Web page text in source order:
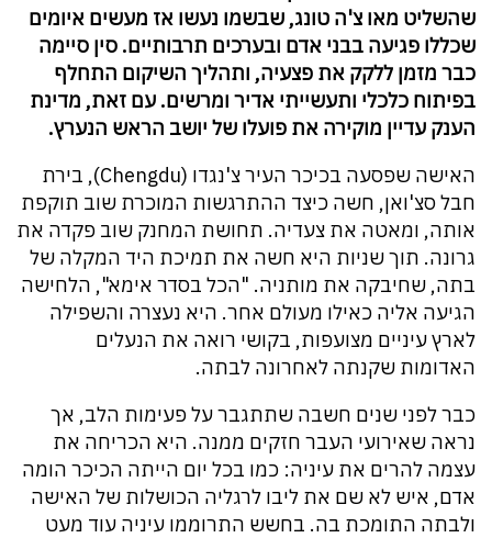
שהשליט מאו צ'ה טונג, שבשמו נעשו אז מעשים איומים
שכללו פגיעה בבני אדם ובערכים תרבותיים. סין סיימה
כבר מזמן ללקק את פצעיה, ותהליך השיקום התחלף
בפיתוח כלכלי ותעשייתי אדיר ומרשים. עם זאת, מדינת
הענק עדיין מוקירה את פועלו של יושב הראש הנערץ.
האישה שפסעה בכיכר העיר צ'נגדו (Chengdu), בירת
חבל סצ'ואן, חשה כיצד ההתרגשות המוכרת שוב תוקפת
אותה, ומאטה את צעדיה. תחושת המחנק שוב פקדה את
גרונה. תוך שניות היא חשה את תמיכת היד המקלה של
בתה, שחיבקה את מותניה. "הכל בסדר אימא", הלחישה
הגיעה אליה כאילו מעולם אחר. היא נעצרה והשפילה
לארץ עיניים מצועפות, בקושי רואה את הנעלים
האדומות שקנתה לאחרונה לבתה.
כבר לפני שנים חשבה שתתגבר על פעימות הלב, אך
נראה שאירועי העבר חזקים ממנה. היא הכריחה את
עצמה להרים את עיניה: כמו בכל יום הייתה הכיכר הומה
אדם, איש לא שם את ליבו לרגליה הכושלות של האישה
ולבתה התומכת בה. בחשש התרוממו עיניה עוד מעט